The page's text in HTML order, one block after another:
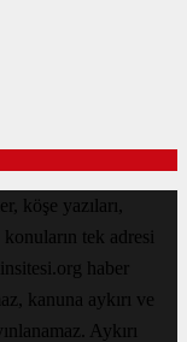
köşe yazıları,
tek adresi
haber
kanuna aykırı ve
Aykırı